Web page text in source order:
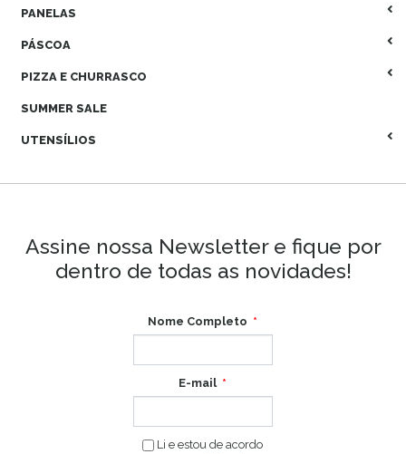
PANELAS
PÁSCOA
PIZZA E CHURRASCO
SUMMER SALE
UTENSÍLIOS
Assine nossa Newsletter e fique por
dentro de todas as novidades!
Nome Completo
E-mail
Li e estou de acordo